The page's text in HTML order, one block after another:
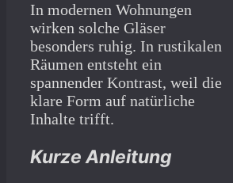
In modernen Wohnungen
wirken solche Gläser
besonders ruhig. In rustikalen
Räumen entsteht ein
spannender Kontrast, weil die
klare Form auf natürliche
Inhalte trifft.
Kurze Anleitung